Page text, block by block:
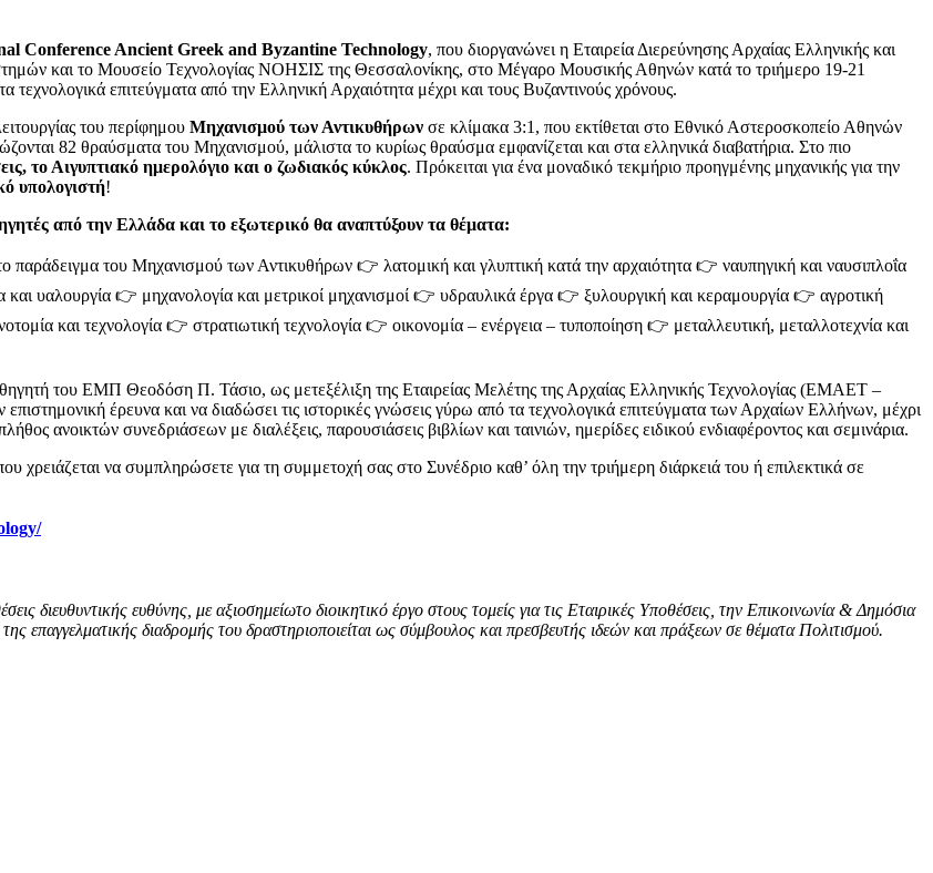
Conference Ancient Greek and Byzantine Technology, που διοργανώνει η Εταιρεία Διερεύνησης Αρχαίας Ελληνικής και
και το Μουσείο Τεχνολογίας ΝΟΗΣΙΣ της Θεσσαλονίκης, στο Μέγαρο Μουσικής Αθηνών κατά το τριήμερο 19-21
επιτεύγματα από την Ελληνική Αρχαιότητα μέχρι και τους Βυζαντινούς χρόνους.
του περίφημου Μηχανισμού των Αντικυθήρων σε κλίμακα 3:1, που εκτίθεται στο Εθνικό Αστεροσκοπείο Αθηνών
82 θραύσματα του Μηχανισμού, μάλιστα το κυρίως θραύσμα εμφανίζεται και στα ελληνικά διαβατήρια. Στο πιο
το Αιγυπτιακό ημερολόγιο και ο ζωδιακός κύκλος. Πρόκειται για ένα μοναδικό τεκμήριο προηγμένης μηχανικής για την
υπολογιστή!
από την Ελλάδα και το εξωτερικό θα αναπτύξουν τα θέματα:
παράδειγμα του Μηχανισμού των Αντικυθήρων 👉 λατομική και γλυπτική κατά την αρχαιότητα 👉 ναυπηγική και ναυσιπλοΐα
υαλουργία 👉 μηχανολογία και μετρικοί μηχανισμοί 👉 υδραυλικά έργα 👉 ξυλουργική και κεραμουργία 👉 αγροτική
και τεχνολογία 👉 στρατιωτική τεχνολογία 👉 οικονομία – ενέργεια – τυποποίηση 👉 μεταλλευτική, μεταλλοτεχνία και
του ΕΜΠ Θεοδόση Π. Τάσιο, ως μετεξέλιξη της Εταιρείας Μελέτης της Αρχαίας Ελληνικής Τεχνολογίας (ΕΜΑΕΤ –
έρευνα και να διαδώσει τις ιστορικές γνώσεις γύρω από τα τεχνολογικά επιτεύγματα των Αρχαίων Ελλήνων, μέχρι
ανοικτών συνεδριάσεων με διαλέξεις, παρουσιάσεις βιβλίων και ταινιών, ημερίδες ειδικού ενδιαφέροντος και σεμινάρια.
χρειάζεται να συμπληρώσετε για τη συμμετοχή σας στο Συνέδριο καθ’ όλη την τριήμερη διάρκειά του ή επιλεκτικά σε
διευθυντικής ευθύνης, με αξιοσημείωτο διοικητικό έργο στους τομείς για τις Εταιρικές Υποθέσεις, την Επικοινωνία & Δημόσια
διαδρομής του δραστηριοποιείται ως σύμβουλος και πρεσβευτής ιδεών και πράξεων σε θέματα Πολιτισμού.